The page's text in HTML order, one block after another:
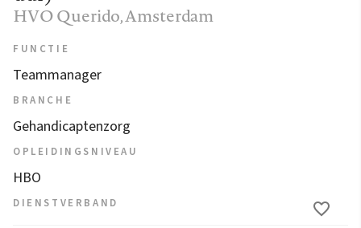
HVO Querido, Amsterdam
FUNCTIE
Teammanager
BRANCHE
Gehandicaptenzorg
OPLEIDINGSNIVEAU
HBO
DIENSTVERBAND